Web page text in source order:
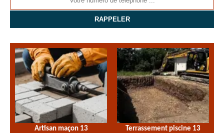
Artisan maçon 13 Terrassement piscine 13